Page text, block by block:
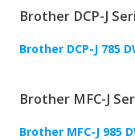
Brother DCP-J
Brother DCP-J 785
Brother MFC-J
Brother MFC-J 985